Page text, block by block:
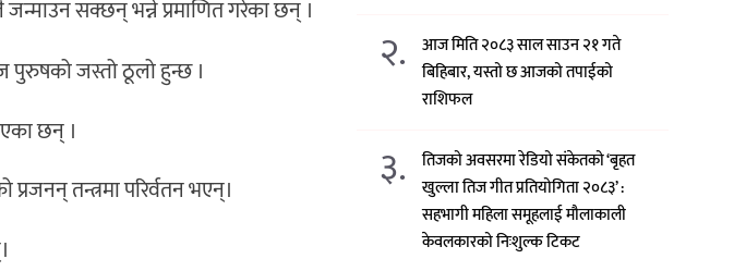
सक्छन् भन्ने प्रमाणित गरेका छन् ।
पुरुषको जस्तो ठूलो हुन्छ ।
छन् ।
तन्त्रमा परिर्वतन भएन्।
२.
आज मिति २०८३ साल साउन २१ गते
बिहिबार, यस्तो छ आजको तपाईको
राशिफल
३.
तिजको अवसरमा रेडियो संकेतको ‘बृहत
खुल्ला तिज गीत प्रतियोगिता २०८३’ :
सहभागी महिला समूहलाई मौलाकाली
केवलकारको निःशुल्क टिकट